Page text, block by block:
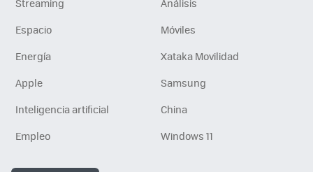
Espacio
Móviles
Energía
Xataka Movilidad
Apple
Samsung
Inteligencia artificial
China
Empleo
Windows 11